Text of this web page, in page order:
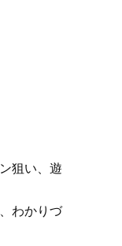
狙い、遊
わかりづ